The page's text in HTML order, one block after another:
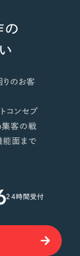
の
のお客
コンセプ
集客の戦
能面まで
24時間受付